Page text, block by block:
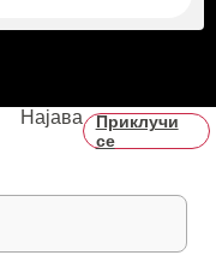
Најава
Приклучи
се